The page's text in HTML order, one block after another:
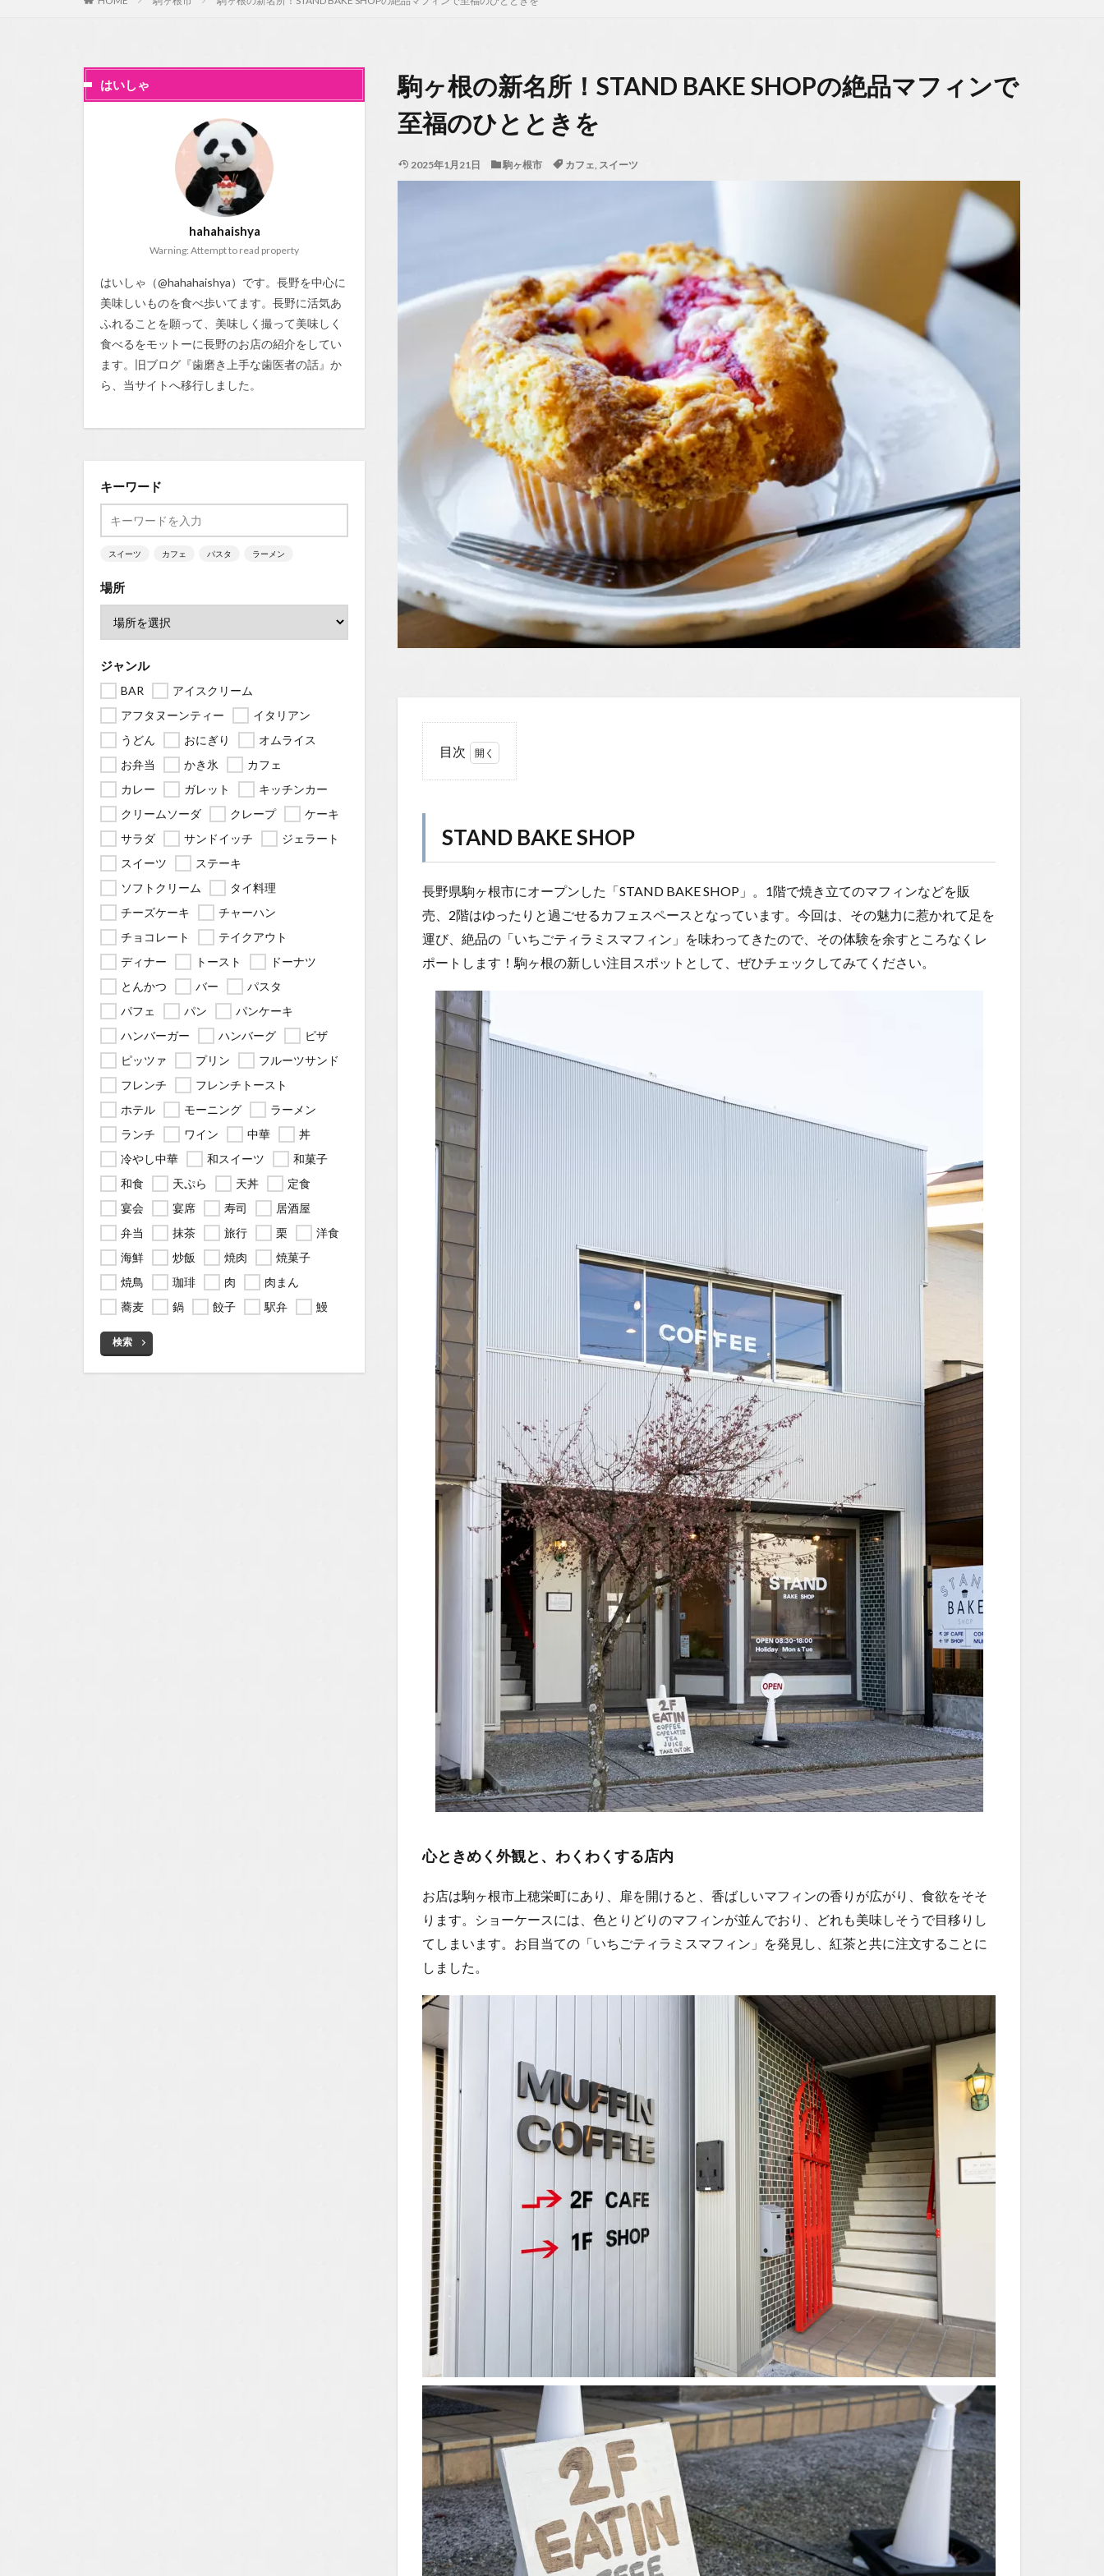
駒ヶ根の新名所！STAND BAKE SHOPの絶品マフィンで
至福のひとときを
2025年1月21日 駒ヶ根市 カフェ, スイーツ
目次
SHOP
めく外
観と、
くする
店内
1.0.2
上がっ
た先に
は、居
心地の
間が
よ実
食！い
ちごテ
ィラミ
スマフ
ィンと
のご対
口の中
に広が
る至福
のハー
モニー
1.0.5
まだま
だ気に
なるメ
ニュー
が盛り
1.0.6
まとめ
1.2.1
はいし
ゃの食
べ歩き
ャンネ
STAND BAKE SHOP
長野県駒ヶ根市にオープンした「STAND BAKE SHOP」。1階で焼き立てのマフィンなどを販
売、2階はゆったりと過ごせるカフェスペースとなっています。今回は、その魅力に惹かれて足を
運び、絶品の「いちごティラミスマフィン」を味わってきたので、その体験を余すところなくレ
ポートします！駒ヶ根の新しい注目スポットとして、ぜひチェックしてみてください。
心ときめく外観と、わくわくする店内
お店は駒ヶ根市上穂栄町にあり、扉を開けると、香ばしいマフィンの香りが広がり、食欲をそそ
ります。ショーケースには、色とりどりのマフィンが並んでおり、どれも美味しそうで目移りし
てしまいます。お目当ての「いちごティラミスマフィン」を発見し、紅茶と共に注文することに
しました。
はいしゃ
hahahaishya
Warning: Attempt to read property
はいしゃ（@hahahaishya）です。長野を中心に
美味しいものを食べ歩いてます。長野に活気あ
ふれることを願って、美味しく撮って美味しく
食べるをモットーに長野のお店の紹介をしてい
ます。旧ブログ『歯磨き上手な歯医者の話』か
ら、当サイトへ移行しました。
キーワード
スイーツ カフェ パスタ ラーメン
場所
ジャンル
BAR
アイスクリーム
アフタヌーンティー
イタリアン
うどん
おにぎり
オムライス
お弁当
かき氷
カフェ
カレー
ガレット
キッチンカー
クリームソーダ
クレープ
ケーキ
サラダ
サンドイッチ
ジェラート
スイーツ
ステーキ
ソフトクリーム
タイ料理
チーズケーキ
チャーハン
チョコレート
テイクアウト
ディナー
トースト
ドーナツ
とんかつ
バー
パスタ
パフェ
パン
パンケーキ
ハンバーガー
ハンバーグ
ピザ
ピッツァ
プリン
フルーツサンド
フレンチ
フレンチトースト
ホテル
モーニング
ラーメン
ランチ
ワイン 中華
丼
冷やし中華
和スイーツ
和菓子
和食
天ぷら 天丼
定食
宴会
宴席 寿司
居酒屋
弁当
抹茶 旅行 栗
洋食
海鮮
炒飯 焼肉
焼菓子
焼鳥
珈琲 肉
肉まん
蕎麦
鍋 餃子 駅弁 鰻
検索